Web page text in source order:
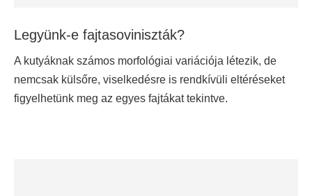
Legyünk-e fajtasoviniszták?
A kutyáknak számos morfológiai variációja létezik, de
nemcsak külsőre, viselkedésre is rendkívüli eltéréseket
figyelhetünk meg az egyes fajtákat tekintve.